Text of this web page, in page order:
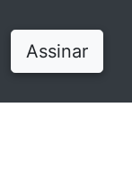
Assinar